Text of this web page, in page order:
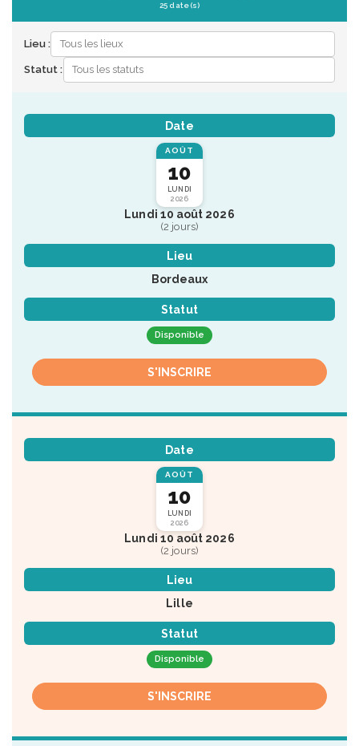
25 date(s)
Lieu :
Statut :
Date
AOÛT
10
LUNDI
2026
Lundi 10 août 2026
(2 jours)
Lieu
Bordeaux
Statut
Disponible
S'INSCRIRE
Date
AOÛT
10
LUNDI
2026
Lundi 10 août 2026
(2 jours)
Lieu
Lille
Statut
Disponible
S'INSCRIRE